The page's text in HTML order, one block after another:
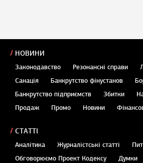
НОВИНИ
Законодавство Резонансні справи
Санація
Банкрутство фінустанов
Банкрутство підприємств
Збитки
Продаж
Промо Новини
СТАТТІ
Аналітика Журналістські статті
Обговорюємо Проект Кодексу
Думки